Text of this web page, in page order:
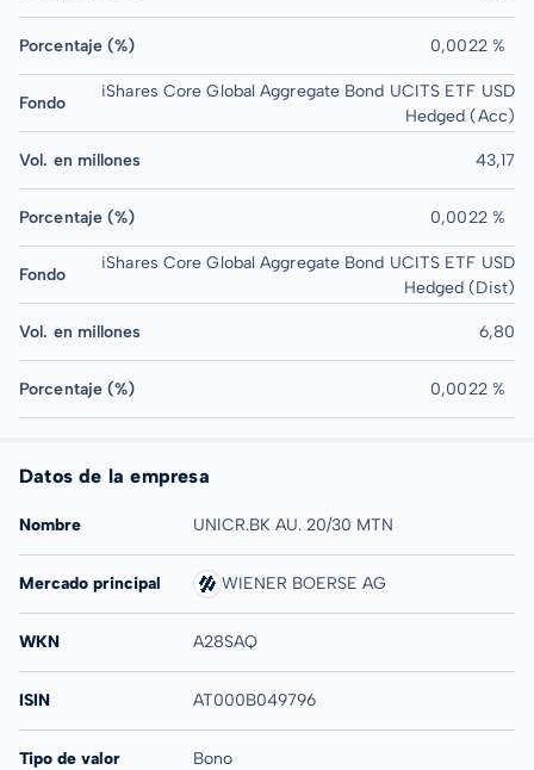
Porcentaje (%) 0,0022 %
Fondo
iShares Core Global Aggregate Bond UCITS ETF USD
Hedged (Acc)
Vol. en millones 43,17
Porcentaje (%) 0,0022 %
Fondo
iShares Core Global Aggregate Bond UCITS ETF USD
Hedged (Dist)
Vol. en millones 6,80
Porcentaje (%) 0,0022 %
Datos de la empresa
Nombre UNICR.BK AU. 20/30 MTN
Mercado principal WIENER BOERSE AG
WKN A28SAQ
ISIN AT000B049796
Tipo de valor Bono